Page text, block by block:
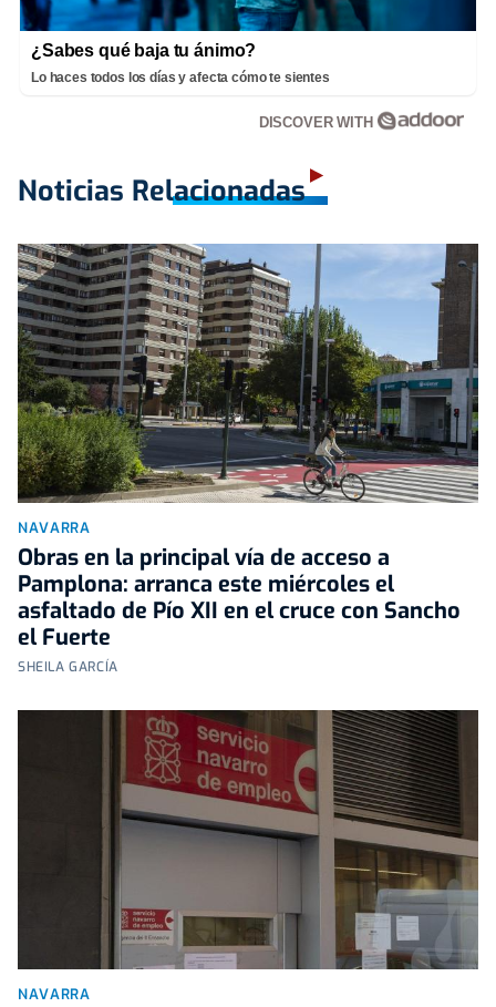
¿Sabes qué baja tu ánimo?
Lo haces todos los días y afecta cómo te sientes
DISCOVER WITH
Noticias Relacionadas
NAVARRA
Obras en la principal vía de acceso a
Pamplona: arranca este miércoles el
asfaltado de Pío XII en el cruce con Sancho
el Fuerte
SHEILA GARCÍA
NAVARRA